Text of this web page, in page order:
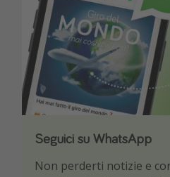
Seguici su WhatsApp
Non perderti notizie e
Scarica la nostra App
Sii il primo a conoscere